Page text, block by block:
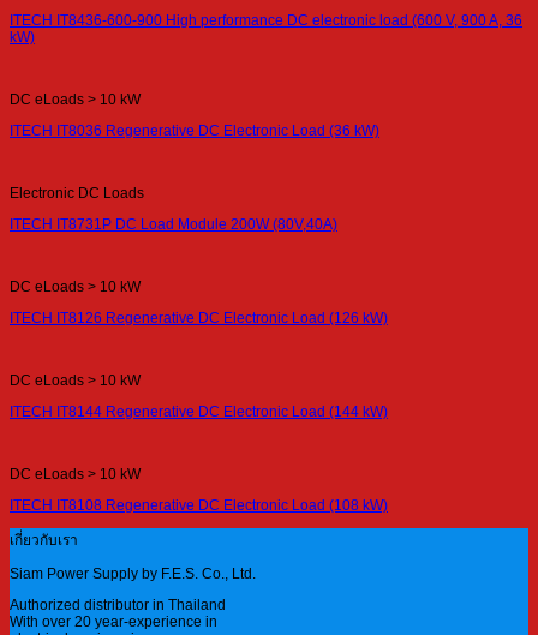
ITECH IT8436-600-900 High performance DC electronic load (600 V, 900 A, 36
kW)
DC eLoads > 10 kW
ITECH IT8036 Regenerative DC Electronic Load (36 kW)
Electronic DC Loads
ITECH IT8731P DC Load Module 200W (80V,40A)
DC eLoads > 10 kW
ITECH IT8126 Regenerative DC Electronic Load (126 kW)
DC eLoads > 10 kW
ITECH IT8144 Regenerative DC Electronic Load (144 kW)
DC eLoads > 10 kW
ITECH IT8108 Regenerative DC Electronic Load (108 kW)
เกี่ยวกับเรา
Siam Power Supply by F.E.S. Co., Ltd.
Authorized distributor in Thailand
With over 20 year-experience in